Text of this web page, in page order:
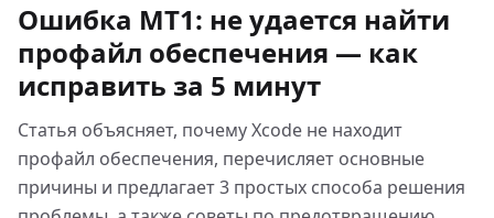
Ошибка MT1: не удается найти
профайл обеспечения — как
исправить за 5 минут
Статья объясняет, почему Xcode не находит
профайл обеспечения, перечисляет основные
причины и предлагает 3 простых способа решения